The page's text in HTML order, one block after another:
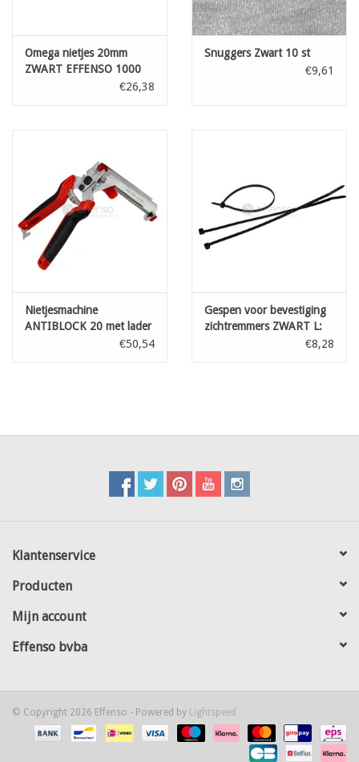
Omega nietjes 20mm
ZWART EFFENSO 1000
€26,38
Snuggers Zwart 10 st
€9,61
Nietjesmachine
ANTIBLOCK 20 met lader
€50,54
Gespen voor bevestiging
zichtremmers ZWART L:
€8,28
Klantenservice
Producten
Mijn account
Effenso bvba
© Copyright 2026 Effenso - Powered by Lightspeed